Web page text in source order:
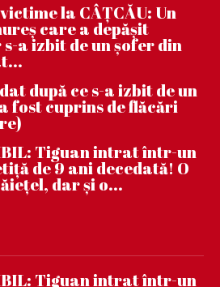
la CÂȚCĂU: Un
care a depășit
a izbit de un șofer din
după ce s-a izbit de un
fost cuprins de flăcări
Tiguan intrat într-un
de 9 ani decedată! O
dar și o...
Tiguan intrat într-un